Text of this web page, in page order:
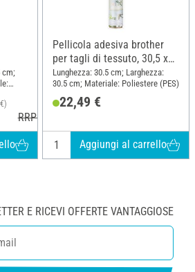
cm;
RRP 5,79 €
Pellicola adesiva brother
per tagli di tessuto, 30,5 x
30,5 cm
Lunghezza: 30.5 cm; Larghezza:
30.5 cm; Materiale: Poliestere (PES)
22,49 €
Aggiungi al carrello
E RICEVI OFFERTE VANTAGGIOSE